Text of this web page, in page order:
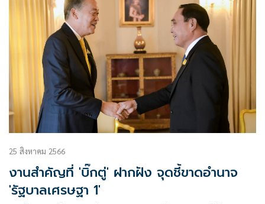
25 สิงหาคม 2566
งานสำคัญที่ 'บิ๊กตู่' ฝากฝัง จุดชี้ขาดอำนาจ
'รัฐบาลเศรษฐา 1'